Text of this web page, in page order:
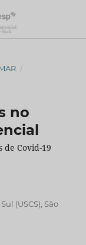
/
no
de Covid-19
(USCS), São